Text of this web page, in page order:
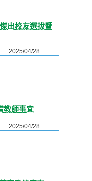
出校友選拔暨
2025/04/28
教師事宜
2025/04/28